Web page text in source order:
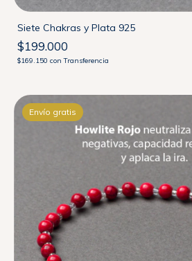
Siete Chakras y Plata 925
$199.000
$169.150 con Transferencia
Envío gratis